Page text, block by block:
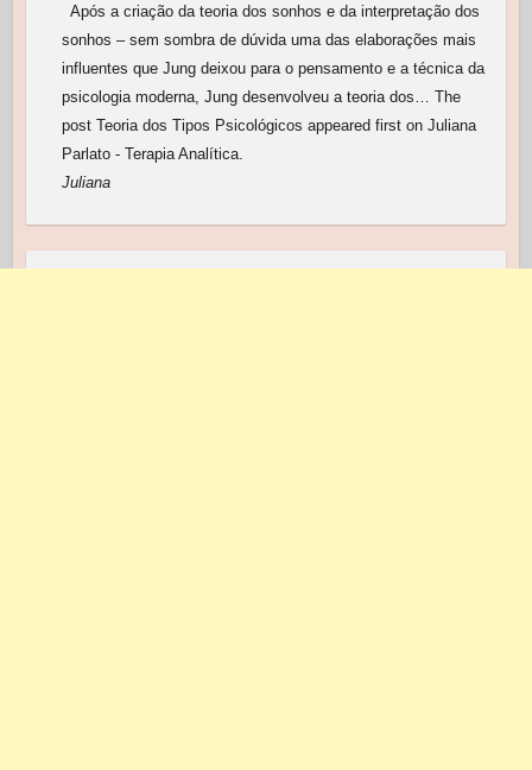
Após a criação da teoria dos sonhos e da interpretação dos
sonhos – sem sombra de dúvida uma das elaborações mais
influentes que Jung deixou para o pensamento e a técnica da
psicologia moderna, Jung desenvolveu a teoria dos… The
post Teoria dos Tipos Psicológicos appeared first on Juliana
Parlato - Terapia Analítica.
Juliana